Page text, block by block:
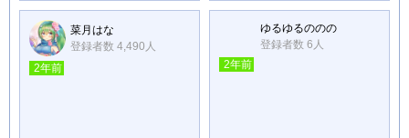
菜月はな
登録者数 4,490人
2年前
ゆるゆるののの
登録者数 6人
2年前